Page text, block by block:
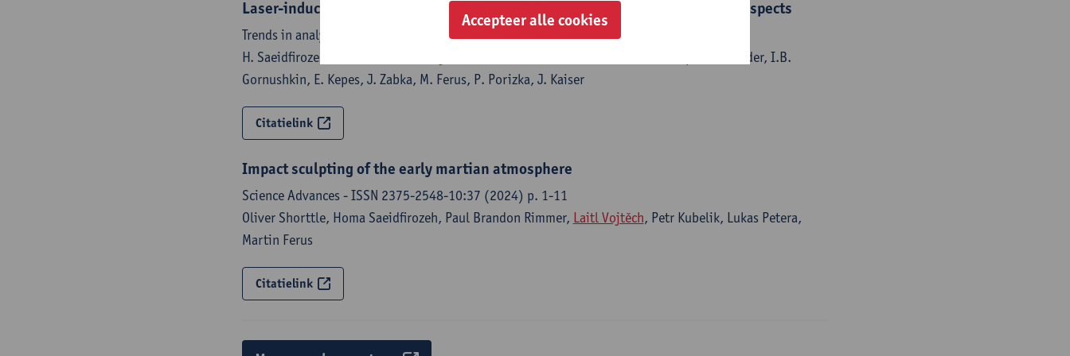
Laser-induced breakdown spectroscopy in space applications : review and prospects
Trends in analytical chemistry - ISSN 0165-9936-181:B (2024) p. 1-22
H. Saeidfirozeh, P. Kubelik,
, A. Krivkova, J. Vrabel, K. Rammelkamp, S. Schroder, I.B.
Gornushkin, E. Kepes, J. Zabka, M. Ferus, P. Porizka, J. Kaiser
Citatielink
Impact sculpting of the early martian atmosphere
Science Advances - ISSN 2375-2548-10:37 (2024) p. 1-11
Oliver Shorttle, Homa Saeidfirozeh, Paul Brandon Rimmer, Laitl Vojtěch, Petr Kubelik, Lukas Petera,
Martin Ferus
Citatielink
Accepteer alle cookies